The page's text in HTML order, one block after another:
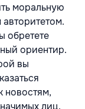
моральную
обретете
ориентир.
вы
новостям,
лиц.